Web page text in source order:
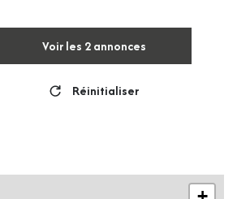
Voir les 2annonces
Réinitialiser